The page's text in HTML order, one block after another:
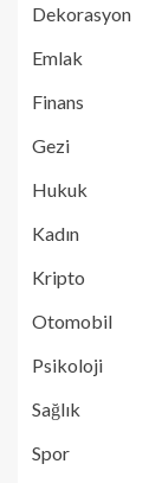
Dekorasyon
Emlak
Finans
Gezi
Hukuk
Kadın
Kripto
Otomobil
Psikoloji
Sağlık
Spor